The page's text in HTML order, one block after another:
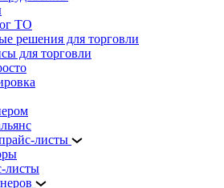
ТО
решения для торговли
для торговли
листы
листы